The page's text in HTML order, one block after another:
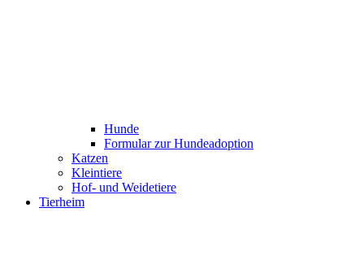
Hunde
Formular zur Hundeadoption
Katzen
Kleintiere
Hof- und Weidetiere
Tierheim